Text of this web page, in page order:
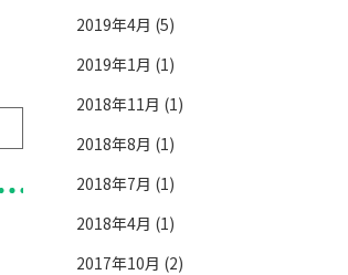
2019年4月 (5)
2019年1月 (1)
2018年11月 (1)
2018年8月 (1)
2018年7月 (1)
2018年4月 (1)
2017年10月 (2)